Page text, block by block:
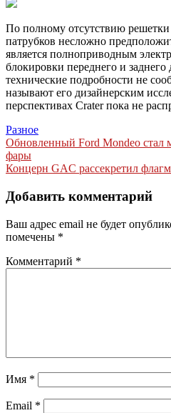
По полному отсутствию
патрубков несложно
является полноприводным
блокировки переднего и
технические подробности не
называют его дизайнерским
перспективах Crater пока не
Разное
Навигация
по
Обновленный Ford Mondeo стал
фары
Концерн GAC рассекретил
Добавить комментарий
Ваш адрес email не будет
помечены *
Комментарий *
Имя *
Email *